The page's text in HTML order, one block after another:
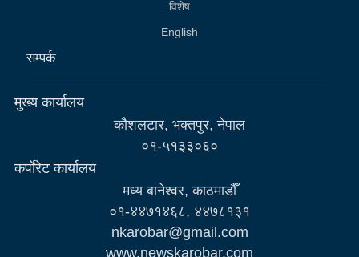
विशेष
English
सम्पर्क
मुख्य कार्यालय
कौशलटार, भक्तपुर, नेपाल
०१-५१३३०६०
कर्पाेरेट कार्यालय
मध्य बानेश्वर, काठमाडौँ
०१-४४७१४६८, ४४७८१३१
nkarobar@gmail.com
www.newskarobar.com